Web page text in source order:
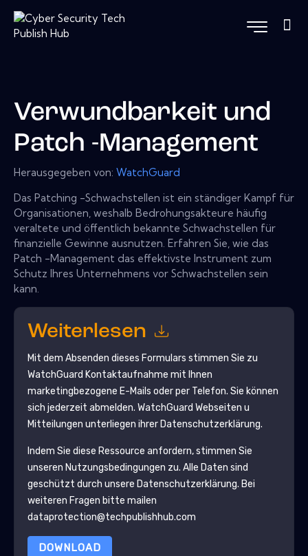
Verwundbarkeit und
Patch -Management
Herausgegeben von: WatchGuard
Das Patching -Schwachstellen ist ein ständiger Kampf für
Organisationen, weshalb Bedrohungsakteure häufig
veraltete und öffentlich bekannte Schwachstellen für
finanzielle Gewinne ausnutzen. Erfahren Sie, wie das
Patch -Management das effektivste Instrument zum
Schutz Ihres Unternehmens vor Schwachstellen sein
kann.
Weiterlesen
Mit dem Absenden dieses Formulars stimmen Sie zu
WatchGuard Kontaktaufnahme mit Ihnen
marketingbezogene E-Mails oder per Telefon. Sie können
sich jederzeit abmelden. WatchGuard Webseiten u
Mitteilungen unterliegen ihrer Datenschutzerklärung.
Indem Sie diese Ressource anfordern, stimmen Sie
unseren Nutzungsbedingungen zu. Alle Daten sind
geschützt durch unsere Datenschutzerklärung. Bei
weiteren Fragen bitte mailen
dataprotection@techpublishhub.com
DOWNLOAD